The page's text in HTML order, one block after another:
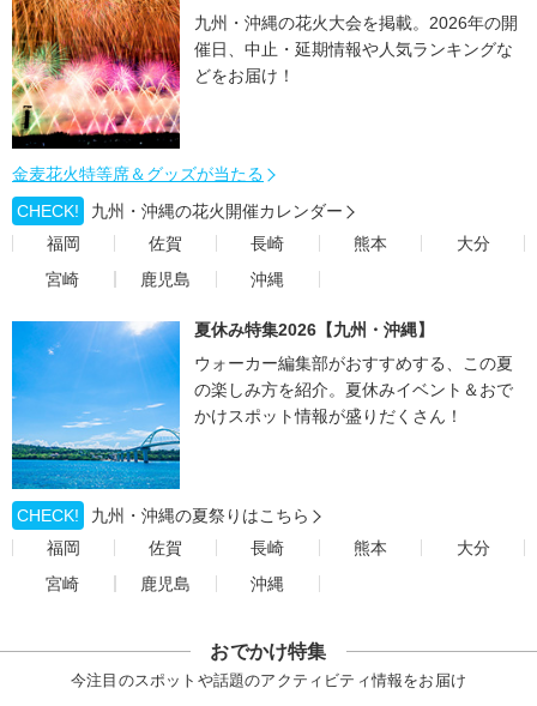
九州・沖縄の花火大会を掲載。2026年の開
催日、中止・延期情報や人気ランキングな
どをお届け！
金麦花火特等席＆グッズが当たる
CHECK!
九州・沖縄の花火開催カレンダー
福岡
佐賀 長崎 熊本
大分
宮崎
鹿児島 沖縄
夏休み特集2026【九州・沖縄】
ウォーカー編集部がおすすめする、この夏
の楽しみ方を紹介。夏休みイベント＆おで
かけスポット情報が盛りだくさん！
CHECK!
九州・沖縄の夏祭りはこちら
福岡
佐賀 長崎 熊本
大分
宮崎
鹿児島 沖縄
おでかけ特集
今注目のスポットや話題のアクティビティ情報をお届け